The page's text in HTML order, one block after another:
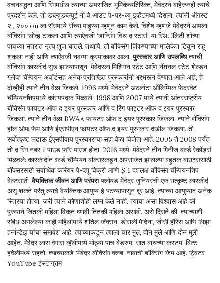
वचनबद्धता आणि रिंगमधील त्याच्या अपराजित भूमिकेव्यतिरिक्त, मेवेदरने बाहेरूनही त्याचे
प्रदर्शन केले. तो डब्ल्यूडब्ल्यूई नो वे आउट पे-पर-व्यू इव्हेंटमध्ये दिसला. त्यांनी ऑगस्ट
२,, २०० on ला रॉसमध्ये रॉच्या पाहुण्या म्हणून काम केले. विशेष म्हणजे मेवेदरने आपला
बॉक्सिंग ग्लोव्ह टाकला आणि त्याऐवजी ‘डान्सिंग विथ द स्टार्स’ या रिअॅलिटी शोच्या
पाचव्या सत्रात नृत्य शूज घातले. तथापि, तो बॉक्सिंग जिंकण्याच्या मालिकेत टिकून राहू
शकला नाही आणि त्याऐवजी नवव्या क्रमांकावर आला.पुरस्कार आणि उपलब्धित्याची
बॉक्सिंग कारकीर्द सुरू झाल्यापासून, मेवेदरला मिशिगन स्टेट आणि नॅशनल स्टेट गोल्डन
ग्लोव्ह चॅम्पियन अवॉर्डसह अनेक प्रतिष्ठित पुरस्कारांनी भरभरून देण्यात आले आहे, हे
दोन्हीही त्याने तीन वेळा जिंकले. 1996 मध्ये, मेवेदरने अटलांटा ऑलिम्पिक फेदरवेट
चॅम्पियनशिपमध्ये कांस्यपदक मिळवले. 1998 आणि 2007 मध्ये त्यांनी आंतरराष्ट्रीय
बॉक्सिंग फायटर ऑफ द इयर पुरस्कार आणि द रिंग फाइटर ऑफ द इयर पुरस्कार
जिंकला. त्याने तीन वेळा BWAA फायटर ऑफ द इयर पुरस्कार जिंकला. त्याने बॉक्सिंग
हॉल ऑफ फेम आणि ईएसपीएन फायटर ऑफ द इयर पुरस्कार देखील जिंकला. तो
सर्वोत्कृष्ट लढाऊ ईएसपीवाय पुरस्काराचा सहा वेळा विजेता आहे. 2005 ते 2008 पर्यंत
तो द रिंग नंबर 1 पाउंड फॉर पाउंड होता. 2016 मध्ये, मेवेदरने तीन गिनीज वर्ल्ड रेकॉर्ड्स
मिळवले: कारकीर्दीत वर्ल्ड चॅम्पियन बॉक्सरकडून अपराजित झालेल्या बहुतेक बाउट्ससाठी,
बॉक्सरसाठी सर्वाधिक करियर पे-व्ह्यू विक्री आणि $ 1 दशलक्ष बॉक्सिंग चॅम्पियनशिप
बेल्टसाठी.वैयक्तिक जीवन आणि परंपराफ्लोयड मेवेदर जूनियरची एक उत्कृष्ट कारकीर्द
असू शकते परंतु त्याचे वैयक्तिक आयुष्य हे पटण्यापासून दूर आहे. त्याच्या आयुष्यात अनेक
स्त्रिया होत्या, जरी त्याने कोणाशीही लग्न केले नाही. त्याचा असा विश्वास आहे की
पुरुषाने जितकी महिला विकत घ्यावी तितकी महिला असावी. असे दिसते की, त्याच्याशी
संबंध असलेल्या काही महिलांमध्ये शांतेल जॅक्सन, डोराली मेदिना, जोसी हॅरिस आणि लिझा
हर्नान्डेझ यांचा समावेश आहे. त्यांच्याकडून त्याला चार मुले, दोन मुले आणि दोन मुली
आहेत. मेवेदर लास वेगास व्हॅलीमध्ये मोठ्या पाच बेडरुम, सात बाथच्या कस्टम-बिल्ट
हवेलीमध्ये राहतो. त्याच्याकडे 'मेवेदर बॉक्सिंग क्लब' नावाची बॉक्सिंग जिम आहे. ट्विटर
YouTube इंस्टाग्राम